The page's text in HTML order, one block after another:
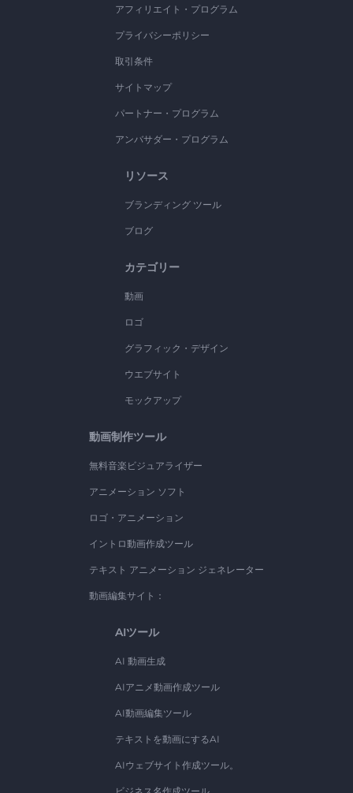
アフィリエイト・プログラム
プライバシーポリシー
取引条件
サイトマップ
パートナー・プログラム
アンバサダー・プログラム
リソース
ブランディング ツール
ブログ
カテゴリー
動画
ロゴ
グラフィック・デザイン
ウエブサイト
モックアップ
動画制作ツール
無料音楽ビジュアライザー
アニメーション ソフト
ロゴ・アニメーション
イントロ動画作成ツール
テキスト アニメーション ジェネレーター
動画編集サイト：
AIツール
AI 動画生成
AIアニメ動画作成ツール
AI動画編集ツール
テキストを動画にするAI
AIウェブサイト作成ツール。